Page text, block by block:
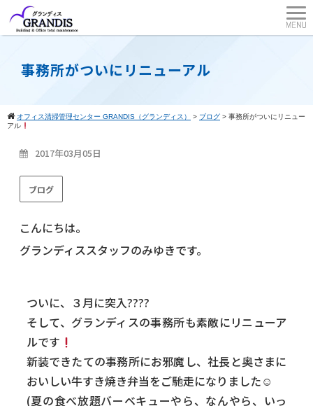
事務所がついにリニューアル
オフィス清掃管理センター GRANDIS（グランディス） > ブログ > 事務所がついにリニュー
アル
2017年03月05日
ブログ
こんにちは。
グランディススタッフのみゆきです。
ついに、３月に突入????
そして、グランディスの事務所も素敵にリニューア
ルです
新装できたての事務所にお邪魔し、社長と奥さまに
おいしい牛すき焼き弁当をご馳走になりました☺
(夏の食べ放題バーベキューやら、なんやら、いっ